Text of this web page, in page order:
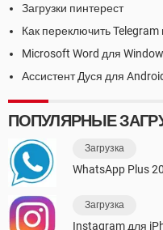
Загрузки пинтерест
Как переключить Telegram
Microsoft Word для
Ассистент Дуся для
ПОПУЛЯРНЫЕ
Загрузка
WhatsApp Plus
Загрузка
Instagram для